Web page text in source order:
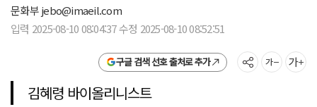
문화부jebo@imaeil.com
입력 2025-08-10 08:04:37 수정 2025-08-10 08:52:51
구글 검색 선호 출처로 추가
김혜령 바이올리니스트